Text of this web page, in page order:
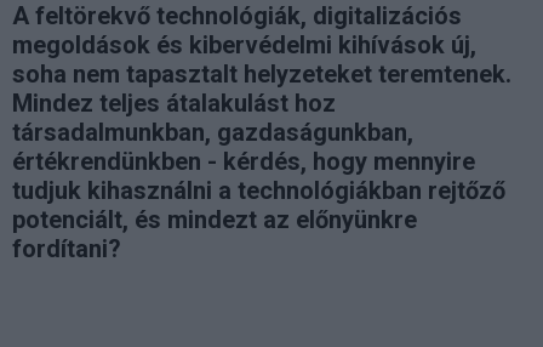
A feltörekvő technológiák, digitalizációs
megoldások és kibervédelmi kihívások új,
soha nem tapasztalt helyzeteket teremtenek.
Mindez teljes átalakulást hoz
társadalmunkban, gazdaságunkban,
értékrendünkben - kérdés, hogy mennyire
tudjuk kihasználni a technológiákban rejtőző
potenciált, és mindezt az előnyünkre
fordítani?